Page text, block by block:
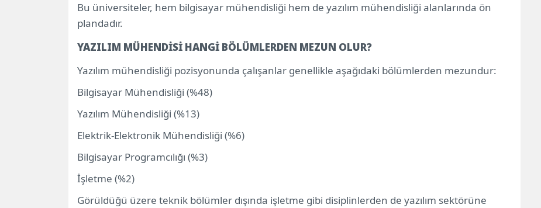
Bu üniversiteler, hem bilgisayar mühendisliği hem de yazılım mühendisliği alanlarında ön
plandadır.
YAZILIM MÜHENDİSİ HANGİ BÖLÜMLERDEN MEZUN OLUR?
Yazılım mühendisliği pozisyonunda çalışanlar genellikle aşağıdaki bölümlerden mezundur:
Bilgisayar Mühendisliği (%48)
Yazılım Mühendisliği (%13)
Elektrik-Elektronik Mühendisliği (%6)
Bilgisayar Programcılığı (%3)
İşletme (%2)
Görüldüğü üzere teknik bölümler dışında işletme gibi disiplinlerden de yazılım sektörüne